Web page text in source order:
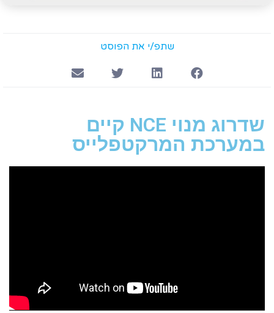
שתפ/י את הפוסט
שדרוג מנוי NCE קיים
במערכת המרקטפלייס